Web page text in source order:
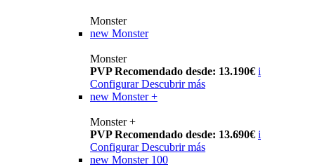
Monster
new Monster
Monster
PVP Recomendado desde: 13.190€ i
Configurar Descubrir más
new Monster +
Monster +
PVP Recomendado desde: 13.690€ i
Configurar Descubrir más
new Monster 100